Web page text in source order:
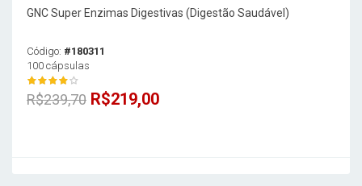
GNC Super Enzimas Digestivas (Digestão Saudável)
Código: #180311
100 cápsulas
R$239,70 R$219,00